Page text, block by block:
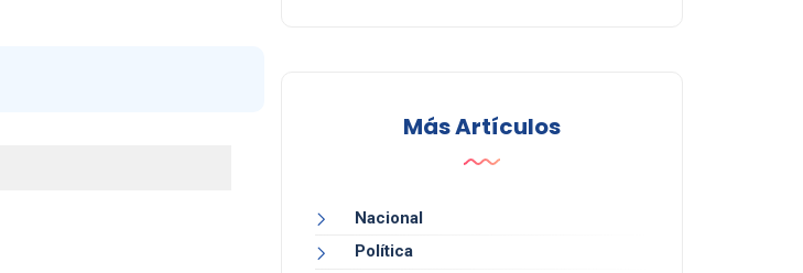
Más Artículos
Nacional
Política